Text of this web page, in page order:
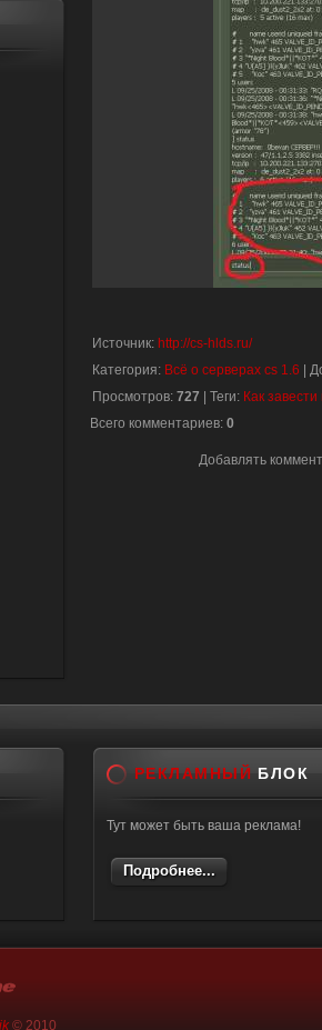
Источник: http://cs-hlds.ru/
Категория: Всё о серверах cs 1.6
Просмотров: 727 Теги: Как
Всего комментариев: 0
Добавлять
РЕКЛАМНЫЙ БЛОК
Тут может быть ваша реклама!
Подробнее...
© 2010